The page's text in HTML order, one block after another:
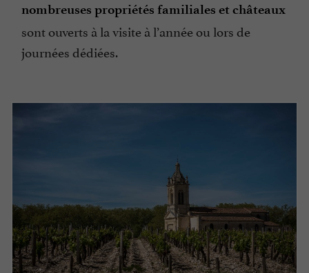
nombreuses propriétés familiales et châteaux
sont ouverts à la visite à l’année ou lors de
journées dédiées.